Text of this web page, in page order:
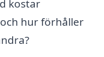
kostar
hur förhåller